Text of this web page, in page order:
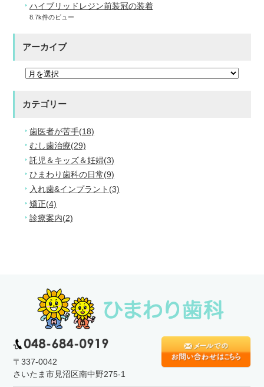
ハイブリッドレジン前装冠の装着
8.7k件のビュー
アーカイブ
カテゴリー
歯医者が苦手(18)
むし歯治療(29)
託児＆キッズ＆妊婦(3)
ひまわり歯科の日常(9)
入れ歯&インプラント(3)
矯正(4)
診療案内(2)
〒337-0042
さいたま市見沼区南中野275-1